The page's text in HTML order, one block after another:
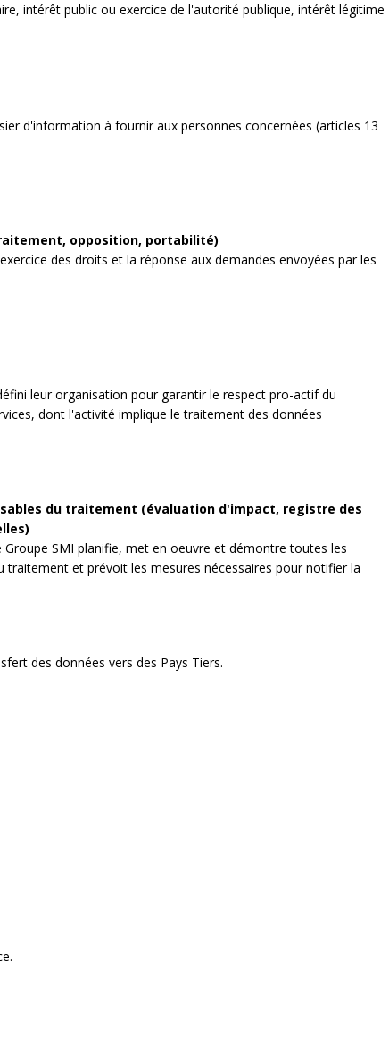
intérêt public ou exercice de l'autorité publique, intérêt légitime
d'information à fournir aux personnes concernées (articles 13
opposition, portabilité)
des droits et la réponse aux demandes envoyées par les
leur organisation pour garantir le respect pro-actif du
dont l'activité implique le traitement des données
du traitement (évaluation d'impact, registre des
SMI planifie, met en oeuvre et démontre toutes les
et prévoit les mesures nécessaires pour notifier la
des données vers des Pays Tiers.